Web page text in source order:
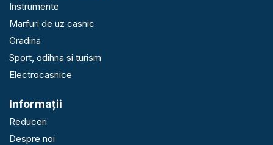
Instrumente
Marfuri de uz casnic
Gradina
Sport, odihna si turism
Electrocasnice
Informaţii
Reduceri
Despre noi